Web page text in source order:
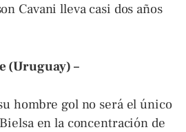
Cavani lleva casi dos años
(Uruguay) –
hombre gol no será el único
en la concentración de